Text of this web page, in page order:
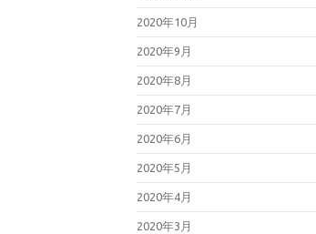
2020年10月
2020年9月
2020年8月
2020年7月
2020年6月
2020年5月
2020年4月
2020年3月